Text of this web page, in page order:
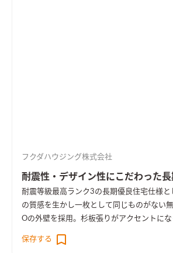
フクダハウジング株式会社
耐震性・デザイン性にこだわった
耐震等級最高ランク3の長期優良住宅仕様と
の質感を生かし一枚として同じものがない
Oの外壁を採用。杉板張りがアクセントにな
ファミリークロークなど収納スペースを充
保存する